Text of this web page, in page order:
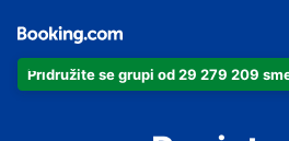
Pridružite se grupi od 29 279 209